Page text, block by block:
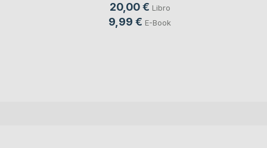
20,00 € Libro
9,99 € E-Book